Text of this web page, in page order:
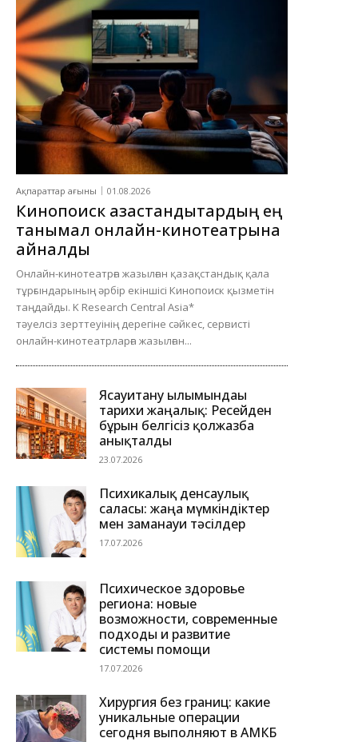
Ақпараттар ағыны 01.08.2026
Кинопоиск қазақстандықтардың ең
танымал онлайн-кинотеатрына
айналды
Онлайн-кинотеатрға жазылған қазақстандық қала
тұрғындарының әрбір екіншісі Кинопоиск қызметін
таңдайды. K Research Central Asia*
тәуелсіз зерттеуінің дерегіне сәйкес, сервисті
онлайн-кинотеатрларға жазылған...
Ясауитану ғылымындағы
тарихи жаңалық: Ресейден
бұрын белгісіз қолжазба
анықталды
23.07.2026
Психикалық денсаулық
саласы: жаңа мүмкіндіктер
мен заманауи тәсілдер
17.07.2026
Психическое здоровье
региона: новые
возможности, современные
подходы и развитие
системы помощи
17.07.2026
Хирургия без границ: какие
уникальные операции
сегодня выполняют в АМКБ